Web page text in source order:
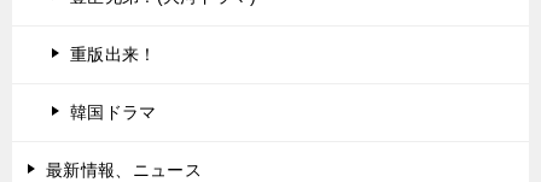
重版出来！
韓国ドラマ
最新情報、ニュース